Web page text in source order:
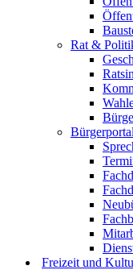
Rat &
Bürgerportal
Freizeit und